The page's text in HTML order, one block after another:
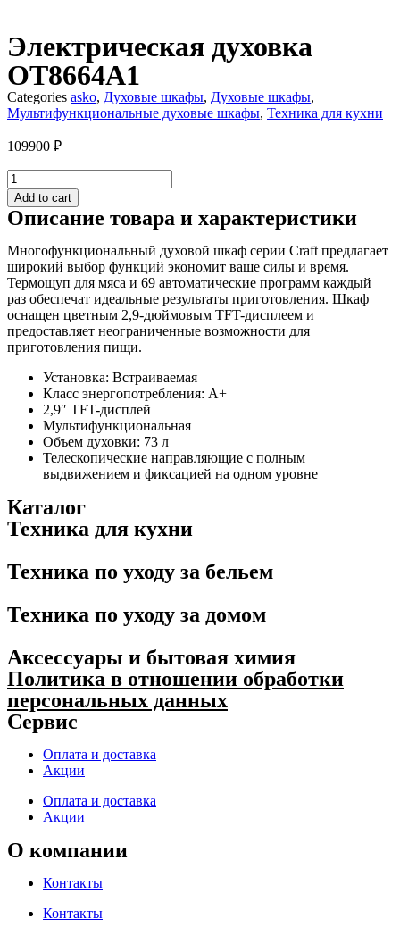
Электрическая духовка
OT8664A1
Categories asko, Духовые шкафы, Духовые шкафы,
Мультифункциональные духовые шкафы, Техника для кухни
109900 ₽
Электрическая
духовка
OT8664A1
quantity
Add to cart
Описание товара и характеристики
Многофункциональный духовой шкаф серии Craft предлагает
широкий выбор функций экономит ваше силы и время.
Термощуп для мяса и 69 автоматические программ каждый
раз обеспечат идеальные результаты приготовления. Шкаф
оснащен цветным 2,9-дюймовым TFT-дисплеем и
предоставляет неограниченные возможности для
приготовления пищи.
Установка: Встраиваемая
Класс энергопотребления: A+
2,9″ TFT-дисплей
Мультифункциональная
Объем духовки: 73 л
Телескопические направляющие с полным
выдвижением и фиксацией на одном уровне
Каталог
Техника для кухни
Техника по уходу за бельем
Техника по уходу за домом
Аксессуары и бытовая химия
Политика в отношении обработки
персональных данных
Сервис
Оплата и доставка
Акции
Оплата и доставка
Акции
О компании
Контакты
Контакты